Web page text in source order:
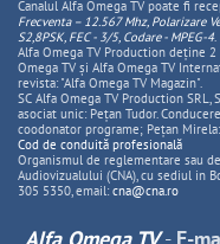
Canalul Alfa Omega TV poate fi
Frecventa – 12.567 Mhz, Polarizare
S2,8PSK, FEC - 3/5, Codare - MPEG-4.
Alfa Omega TV Production deține
Omega TV și Alfa Omega TV
revista: "Alfa Omega TV Magazin".
SC Alfa Omega TV Production SRL,
asociat unic: Pețan Tudor.
coodonator programe; Pețan
Cod de conduită profesională
Organismul de reglementare sau
Audiovizualului (CNA), cu sediul in
305 5350, email: cna@cna.ro